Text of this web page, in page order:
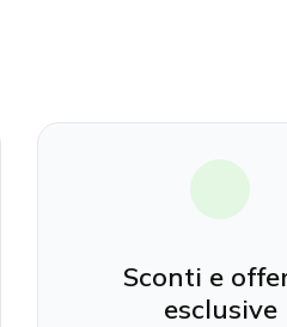
Sconti e
esclusive